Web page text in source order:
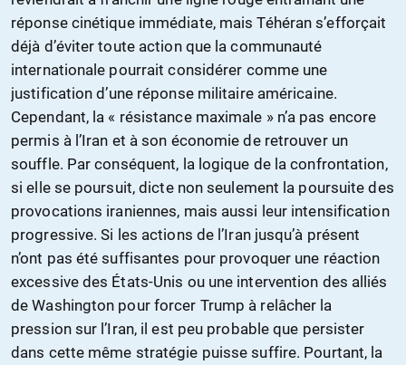
réponse cinétique immédiate, mais Téhéran s’efforçait
déjà d’éviter toute action que la communauté
internationale pourrait considérer comme une
justification d’une réponse militaire américaine.
Cependant, la « résistance maximale » n’a pas encore
permis à l’Iran et à son économie de retrouver un
souffle. Par conséquent, la logique de la confrontation,
si elle se poursuit, dicte non seulement la poursuite des
provocations iraniennes, mais aussi leur intensification
progressive. Si les actions de l’Iran jusqu’à présent
n’ont pas été suffisantes pour provoquer une réaction
excessive des États-Unis ou une intervention des alliés
de Washington pour forcer Trump à relâcher la
pression sur l’Iran, il est peu probable que persister
dans cette même stratégie puisse suffire. Pourtant, la